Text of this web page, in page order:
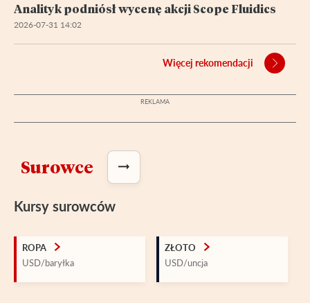
Surowce
Kursy surowców
ROPA
USD/baryłka
ZŁOTO
USD/uncja
Analityk podniósł wycenę akcji Scope Fluidics
2026-07-31 14:02
Więcej rekomendacji